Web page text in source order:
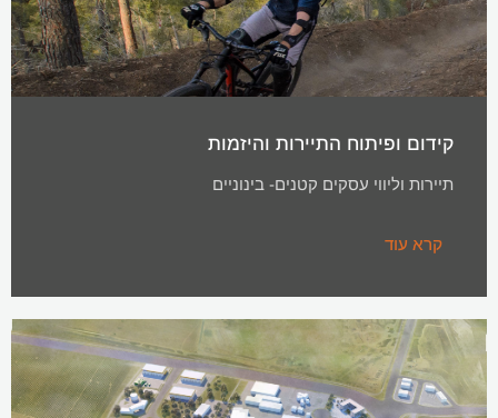
קידום ופיתוח התיירות והיזמות
תיירות וליווי עסקים קטנים- בינוניים
קרא עוד